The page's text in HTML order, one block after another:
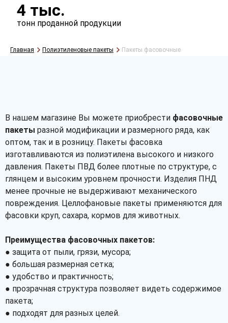
4 тыс.
тонн проданной продукции
Главная Полиэтиленовые пакеты Пакеты фасовочные
В нашем магазине Вы можете приобрести фасовочные
пакеты разной модификации и размерного ряда, как
оптом, так и в розницу. Пакеты фасовка
изготавливаются из полиэтилена высокого и низкого
давления. Пакеты ПВД более плотные по структуре, с
глянцем и высоким уровнем прочности. Изделия ПНД
менее прочные не выдерживают механического
повреждения. Целлофановые пакеты применяются для
фасовки круп, сахара, кормов для животных.
Преимущества фасовочных пакетов:
● защита от пыли, грязи, мусора;
● большая размерная сетка;
● удобство и практичность;
● прозрачная структура позволяет видеть содержимое
пакета;
● подходят для разных целей.